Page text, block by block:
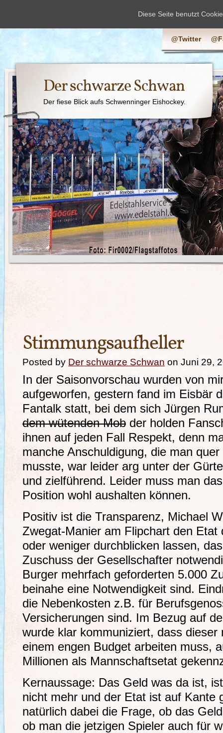
@Twitter
Der schwarze Schwan
Der fiese Blick aufs Schwenninger Eishockey.
Stimmungsaufheller
Posted by Der schwarze Schwan on Juni 29,
In der Saisonvorschau wurden von
aufgeworfen, gestern fand im Eisbär
Fantalk statt, bei dem sich Jürgen
dem wütenden Mob der holden
ihnen auf jeden Fall Respekt, denn
manche Anschuldigung, die man
musste, war leider arg unter der
und zielführend. Leider muss man
Position wohl aushalten können.
Positiv ist die Transparenz, Michael
Zwegat-Manier am Flipchart den Etat
oder weniger durchblicken lassen,
Zuschuss der Gesellschafter
Burger mehrfach geforderten 5.000
beinahe eine Notwendigkeit sind.
die Nebenkosten z.B. für
Versicherungen sind. Im Bezug auf
wurde klar kommuniziert, dass dieser
einem engen Budget arbeiten muss,
Millionen als Mannschaftsetat
Kernaussage: Das Geld was da ist,
nicht mehr und der Etat ist auf Kante
natürlich dabei die Frage, ob das
ob man die jetzigen Spieler auch für
Diese Seite benutzt